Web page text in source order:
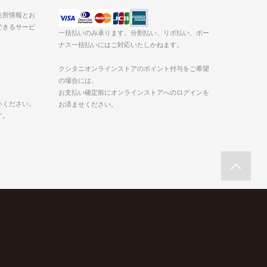
所情報とお
きるサービ
一括払いのみ承ります。分割払い、リボ払い、ボー
ナス一括払いにはご対応いたしかねます。
クシタニオンラインストアのポイント付与をご希望
の場合には、
お支払い確定前にオンラインストアへのログインを
お済ませください。
ださい。